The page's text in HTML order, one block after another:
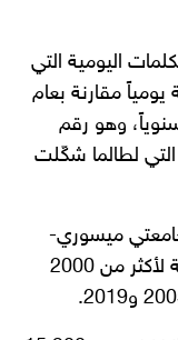
اليومية التي
انخفض بمقدار 338 كلمة يومياً مقارنة بعام
ألف كلمة سنوياً، وهو رقم
لطالما شكّلت
ميسوري-
كانساس سيتي وأريزونا، تسجيلات صوتية لأكثر من 2000